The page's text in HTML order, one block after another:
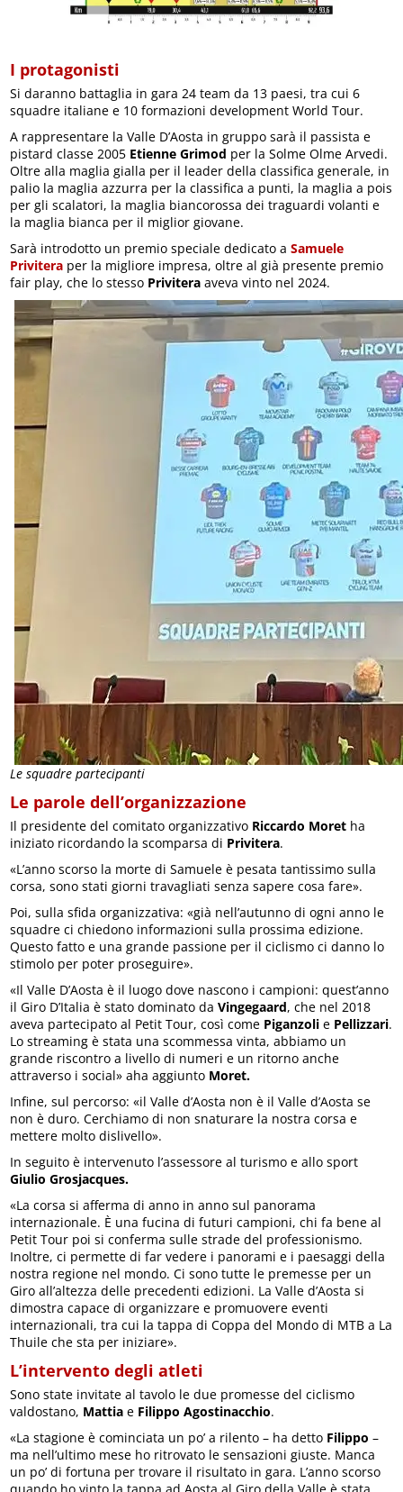
I protagonisti
Si daranno battaglia in gara 24 team da 13 paesi, tra cui 6
squadre italiane e 10 formazioni development World Tour.
A rappresentare la Valle D’Aosta in gruppo sarà il passista e
pistard classe 2005 Etienne Grimod per la Solme Olme Arvedi.
Oltre alla maglia gialla per il leader della classifica generale, in
palio la maglia azzurra per la classifica a punti, la maglia a pois
per gli scalatori, la maglia biancorossa dei traguardi volanti e
la maglia bianca per il miglior giovane.
Sarà introdotto un premio speciale dedicato aSamuele
Privitera per la migliore impresa, oltre al già presente premio
fair play, che lo stesso Privitera aveva vinto nel 2024.
Le squadre partecipanti
Le parole dell’organizzazione
Il presidente del comitato organizzativo Riccardo Moret ha
iniziato ricordando la scomparsa di Privitera.
«L’anno scorso la morte di Samuele è pesata tantissimo sulla
corsa, sono stati giorni travagliati senza sapere cosa fare».
Poi, sulla sfida organizzativa: «già nell’autunno di ogni anno le
squadre ci chiedono informazioni sulla prossima edizione.
Questo fatto e una grande passione per il ciclismo ci danno lo
stimolo per poter proseguire».
«Il Valle D’Aosta è il luogo dove nascono i campioni: quest’anno
il Giro D’Italia è stato dominato daVingegaard, che nel 2018
aveva partecipato al Petit Tour, così come Piganzoli e Pellizzari.
Lo streaming è stata una scommessa vinta, abbiamo un
grande riscontro a livello di numeri e un ritorno anche
attraverso i social» aha aggiunto Moret.
Infine, sul percorso: «il Valle d’Aosta non è il Valle d’Aosta se
non è duro. Cerchiamo di non snaturare la nostra corsa e
mettere molto dislivello».
In seguito è intervenuto l’assessore al turismo e allo sport
Giulio Grosjacques.
«La corsa si afferma di anno in anno sul panorama
internazionale. È una fucina di futuri campioni, chi fa bene al
Petit Tour poi si conferma sulle strade del professionismo.
Inoltre, ci permette di far vedere i panorami e i paesaggi della
nostra regione nel mondo. Ci sono tutte le premesse per un
Giro all’altezza delle precedenti edizioni. La Valle d’Aosta si
dimostra capace di organizzare e promuovere eventi
internazionali, tra cui la tappa di Coppa del Mondo di MTB a La
Thuile che sta per iniziare».
L’intervento degli atleti
Sono state invitate al tavolo le due promesse del ciclismo
valdostano, Mattia e Filippo Agostinacchio.
«La stagione è cominciata un po’ a rilento – ha detto Filippo –
ma nell’ultimo mese ho ritrovato le sensazioni giuste. Manca
un po’ di fortuna per trovare il risultato in gara. L’anno scorso